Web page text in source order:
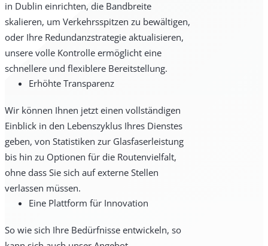
in Dublin einrichten, die Bandbreite
skalieren, um Verkehrsspitzen zu bewältigen,
oder Ihre Redundanzstrategie aktualisieren,
unsere volle Kontrolle ermöglicht eine
schnellere und flexiblere Bereitstellung.
Erhöhte Transparenz
Wir können Ihnen jetzt einen vollständigen
Einblick in den Lebenszyklus Ihres Dienstes
geben, von Statistiken zur Glasfaserleistung
bis hin zu Optionen für die Routenvielfalt,
ohne dass Sie sich auf externe Stellen
verlassen müssen.
Eine Plattform für Innovation
So wie sich Ihre Bedürfnisse entwickeln, so